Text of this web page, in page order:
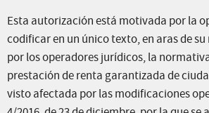
Esta autorización está motivada por la
codificar en un único texto, en aras de
por los operadores jurídicos, la
prestación de renta garantizada de
visto afectada por las modificaciones